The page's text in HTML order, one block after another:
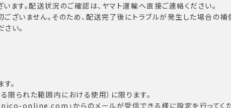
す。配送状況のご確認は、ヤマト運輸へ直接ご連絡ください。
いません。そのため、配送完了後にトラブルが発生した場合の補
い。
。
られた範囲内における使用）に限ります。
online.com」からのメールが受信できる様に設定を行ってくだ